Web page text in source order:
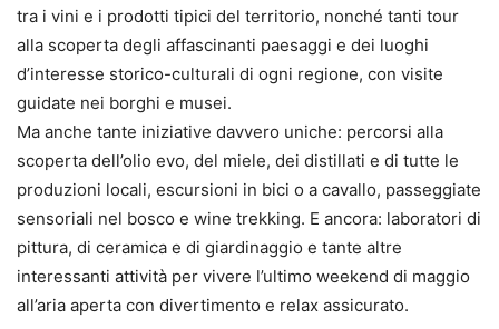
tra i vini e i prodotti tipici del territorio, nonché tanti tour
alla scoperta degli affascinanti paesaggi e dei luoghi
d’interesse storico-culturali di ogni regione, con visite
guidate nei borghi e musei.
Ma anche tante iniziative davvero uniche: percorsi alla
scoperta dell’olio evo, del miele, dei distillati e di tutte le
produzioni locali, escursioni in bici o a cavallo, passeggiate
sensoriali nel bosco e wine trekking. E ancora: laboratori di
pittura, di ceramica e di giardinaggio e tante altre
interessanti attività per vivere l’ultimo weekend di maggio
all’aria aperta con divertimento e relax assicurato.